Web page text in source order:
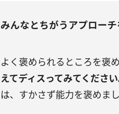
みんなとちがうアプローチ
よく褒められるところを褒
えてディスってみてください
は、すかさず能力を褒めまし